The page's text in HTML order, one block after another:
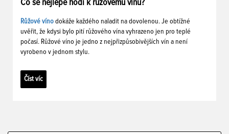
Co se nejlépe hodí k růžovému vínu?
Růžové víno dokáže každého naladit na dovolenou. Je obtížné
uvěřit, že kdysi bylo pití růžového vína vyhrazeno jen pro teplé
počasí. Růžové víno je jedno z nejpřizpůsobivějších vín a není
vyrobeno v jednom stylu.
Číst víc